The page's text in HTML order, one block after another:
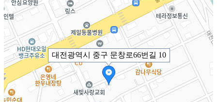
대전광역시 중구 문창로66번길 10